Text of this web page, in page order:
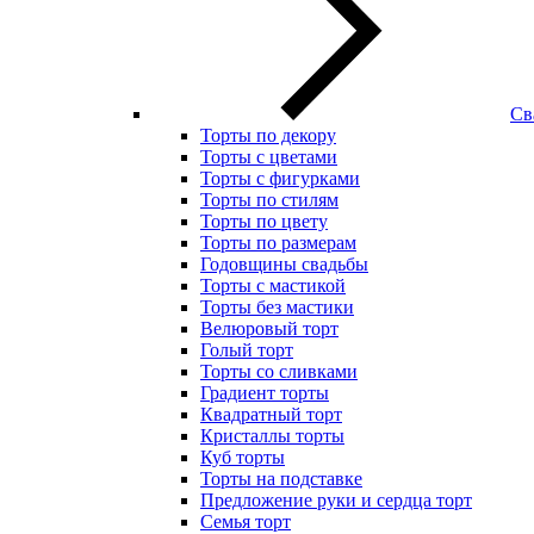
Торты по декору
Торты с цветами
Торты с фигурками
Торты по стилям
Торты по цвету
Торты по размерам
Годовщины свадьбы
Торты с мастикой
Торты без мастики
Велюровый торт
Голый торт
Торты со сливками
Градиент торты
Квадратный торт
Кристаллы торты
Куб торты
Торты на подставке
Предложение руки и сердца торт
Семья торт